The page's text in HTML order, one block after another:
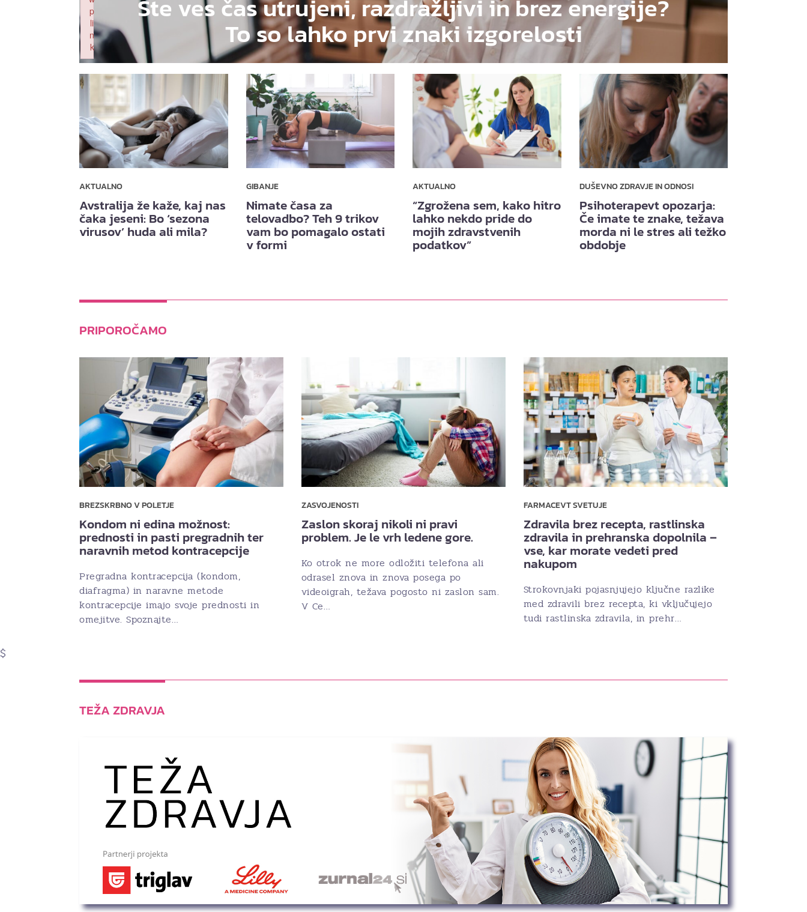
Ste ves čas utrujeni, razdražljivi in brez energije?
To so lahko prvi znaki izgorelosti
AKTUALNO
Avstralija že kaže, kaj nas
čaka jeseni: Bo ‘sezona
virusov’ huda ali mila?
GIBANJE
Nimate časa za
telovadbo? Teh 9 trikov
vam bo pomagalo ostati
v formi
AKTUALNO
“Zgrožena sem, kako hitro
lahko nekdo pride do
mojih zdravstvenih
podatkov”
DUŠEVNO ZDRAVJE IN ODNOSI
Psihoterapevt opozarja:
Če imate te znake, težava
morda ni le stres ali težko
obdobje
PRIPOROČAMO
BREZSKRBNO V POLETJE
Kondom ni edina možnost:
prednosti in pasti pregradnih ter
naravnih metod kontracepcije
Pregradna kontracepcija (kondom,
diafragma) in naravne metode
kontracepcije imajo svoje prednosti in
omejitve. Spoznajte…
ZASVOJENOSTI
Zaslon skoraj nikoli ni pravi
problem. Je le vrh ledene gore.
Ko otrok ne more odložiti telefona ali
odrasel znova in znova posega po
videoigrah, težava pogosto ni zaslon sam.
V Ce…
FARMACEVT SVETUJE
Zdravila brez recepta, rastlinska
zdravila in prehranska dopolnila –
vse, kar morate vedeti pred
nakupom
Strokovnjaki pojasnjujejo ključne razlike
med zdravili brez recepta, ki vključujejo
tudi rastlinska zdravila, in prehr…
$
TEŽA ZDRAVJA
p
li
n
k
Failed to initialize plugin: wplink